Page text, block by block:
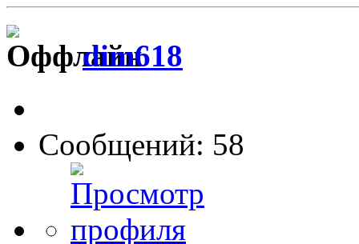
dim618
Сообщений: 58